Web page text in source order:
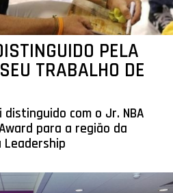
PELA
TRABALHO DE
com o Jr. NBA
para a região da
Leadership